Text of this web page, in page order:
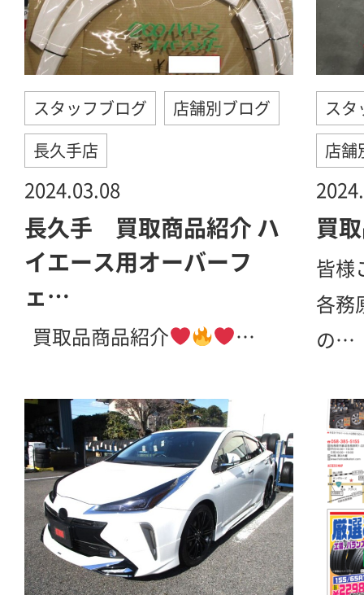
スタッフブログ 店舗別ブログ
長久手店
2024.03.08
長久手 買取商品紹介 ハ
イエース用オーバーフ
ェ…
買取品商品紹介 …
スタ
店舗
買
皆様
各務
の…